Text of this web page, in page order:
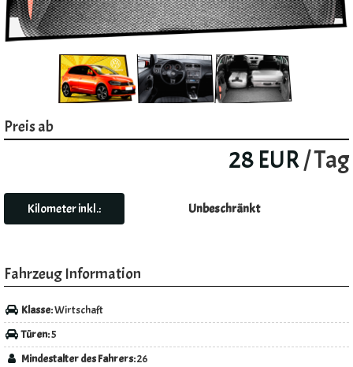
Preis ab
28 EUR/ Tag
Kilometer inkl.: Unbeschränkt
Fahrzeug Information
Klasse:Wirtschaft
Türen:5
Mindestalter des Fahrers:26